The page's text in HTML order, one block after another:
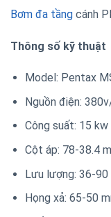
Bơm đa tầng cánh
Thông số kỹ thuật
Model: Pentax
Nguồn điện:
Công suất: 15 kw
Cột áp: 78-38.4 m
Lưu lượng: 36-
Họng xả: 65-50